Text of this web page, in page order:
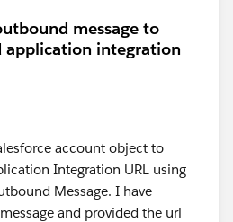
message to
application integration
account object to
Integration URL using
Message. I have
and provided the url